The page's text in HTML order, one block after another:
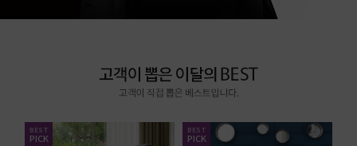
BEST
PICK
BEST
PICK